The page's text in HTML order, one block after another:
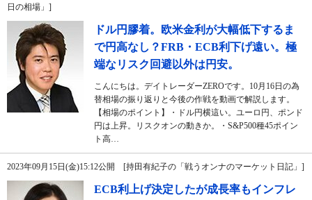
日の相場」]
ドル円膠着。欧米金利が大幅低下するま
で円高なし？FRB・ECB利下げ遠い。極
端なリスク回避以外は円安。
こんにちは。デイトレーダーZEROです。10月16日の為
替相場の振り返りと今後の作戦を動画で解説します。
【相場のポイント】・ドル円横這い。ユーロ円、ポンド
円は上昇。リスクオンの動きか。・S&P500種45ポイン
ト高…
2023年09月15日(金)15:12公開 [持田有紀子の「戦うオンナのマーケット日記」]
ECB利上げ決定したが成長率もインフレ